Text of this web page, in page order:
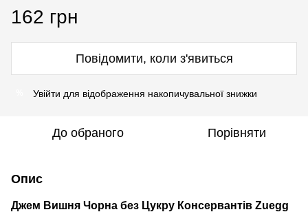
162 грн
Повідомити, коли з'явиться
Увійти для відображення накопичувальної знижки
До обраного Порівняти
Опис
Джем Вишня Чорна без Цукру Консервантів Zuegg